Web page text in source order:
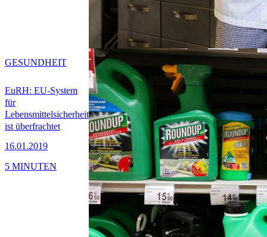
EuRH: EU-System
für
Lebensmittelsicherheit
ist überfrachtet
16.01.2019
GESUNDHEIT
5 MINUTEN